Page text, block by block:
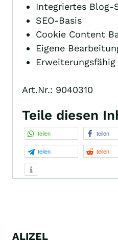
Integriertes Blog-
SEO-Basis
Cookie Content
Eigene
Erweiterungsfähig
Art.Nr.: 9040310
Teile diesen
teilen teilen
teilen teilen
ALIZEL